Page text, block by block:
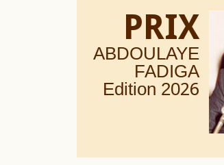
PRIX
ABDOULAYE
FADIGA
Edition 2026